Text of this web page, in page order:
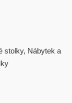
stolky, Nábytek a